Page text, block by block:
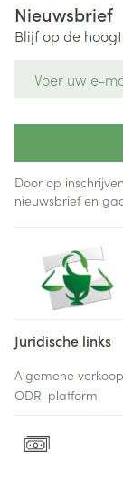
Nieuwsbrief
Blijf op de
Door op
nieuwsbrief en
Juridische links
Algemene
ODR-platform